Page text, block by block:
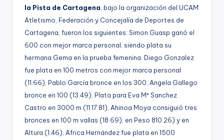
la Pista de Cartagena, bajo la organización del UCAM
Atletismo, Federación y Concejalía de Deportes de
Cartagena, fueron los siguientes: Simon Guasp ganó el
600 con mejor marca personal, siendo plata su
hermana Gema en la prueba femenina. Diego Gonzalez
fue plata en 100 metros con mejor marca personal
(11.66), Pablo García bronce en los 300, Angela Gallego
bronce en 100 (13.49), Plata para Eva Mª Sanchez
Castro en 3000 m (11.17.81), Ahinoa Moya consiguió tres
bronces en 100 m vallas (18.69), en Peso 810.26) y en
Altura (1.46), Africa Hernández fue plata en 1500